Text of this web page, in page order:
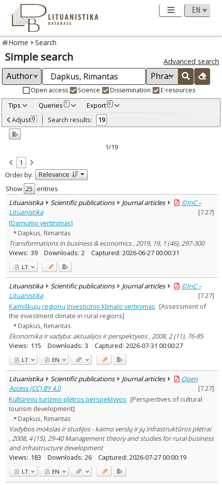
Home Search
Simple search Advanced search
Open access Science Dissemination E-resources
Tips Queries 1 Export 0
Adjusted by criteria 0
Year
Refine
Open access
Scientific publications 18
Dissemination publications
Document Type:
Books & books parts 1
Journal articles
Subject area:
Education 1
Economics 11
Political sciences 2
Sociology
Management 10
Text language
Country of publication
Historical periods
Subject
Journal
Adjust 0 Search results: 19
1/19
1
Order by:
Relevance
Show
entries
Lituanistika
Scientific publications Journal articles
©InC –
Lituanistika
[7.27]
[Darnumo vertinimas]
Dapkus, Rimantas
Transformations in business & economics , 2019, 19, 1 (46), 297-300
Views: 39 Downloads: 2 Captured: 2026-06-27 00:00:31
LT
Lituanistika Scientific publications Journal articles
©InC –
Lituanistika
[7.27]
Kaimiškųjų regionų investicinio klimato vertinimas [Assessment of
the investment climate in rural regions]
Dapkus, Rimantas
Ekonomika ir vadyba: aktualijos ir perspektyvos , 2008, 2 (11), 76-85
Views: 115 Downloads: 3 Captured: 2026-07-31 00:00:27
LT EN
Lituanistika Scientific publications Journal articles
Open
Access (CC) BY 4.0
[7.27]
Kultūrinio turizmo plėtros perspektyvos [Perspectives of cultural
tourism development]
Dapkus, Rimantas
Vadybos mokslas ir studijos - kaimo verslų ir jų infrastruktūros plėtrai
, 2008, 4 (15), 29-40 Management theory and studies for rural business
and infrastructure development
Views: 183 Downloads: 26 Captured: 2026-07-27 00:00:19
LT EN